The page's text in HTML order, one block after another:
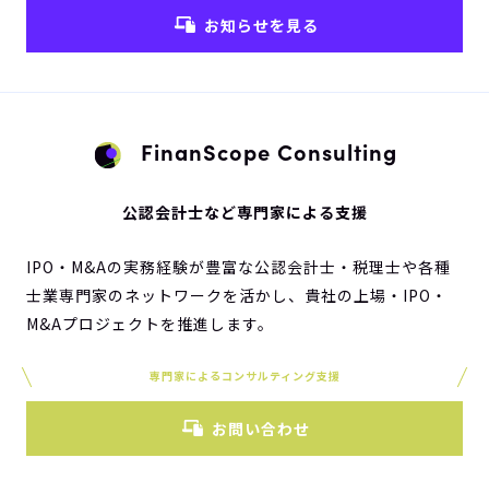
お知らせを見る
FinanScope Consulting
公認会計士など専門家による支援
IPO・M&Aの実務経験が豊富な公認会計士・税理士や各種
士業専門家のネットワークを活かし、貴社の上場・IPO・
M&Aプロジェクトを推進します。
専門家によるコンサルティング支援
お問い合わせ